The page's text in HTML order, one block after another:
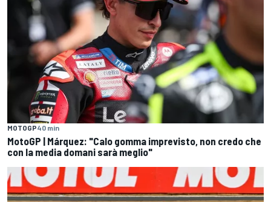
MOTOGP40 min
MotoGP | Márquez: "Calo gomma imprevisto, non credo che
con la media domani sarà meglio"